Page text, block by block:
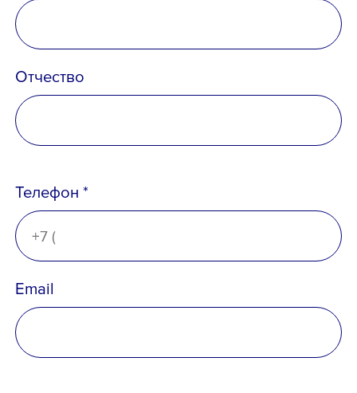
Телефон *
Email *
Вопрос *
Отчество
Телефон *
Email